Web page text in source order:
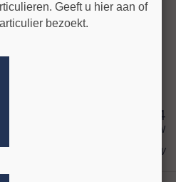
336,24
excl BTW
incl BTW
Geeft u hier aan of
bezoekt.